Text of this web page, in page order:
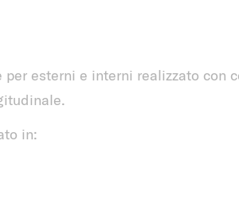
per esterni e interni realizzato con
in: